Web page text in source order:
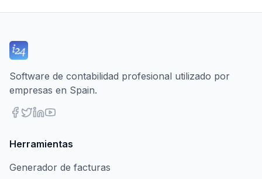
Software de contabilidad profesional utilizado por
empresas en Spain.
Herramientas
Generador de facturas